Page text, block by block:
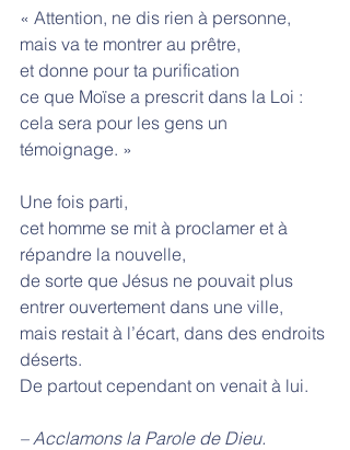
« Attention, ne dis rien à personne,
mais va te montrer au prêtre,
et donne pour ta purification
ce que Moïse a prescrit dans la Loi :
cela sera pour les gens un
témoignage. »
Une fois parti,
cet homme se mit à proclamer et à
répandre la nouvelle,
de sorte que Jésus ne pouvait plus
entrer ouvertement dans une ville,
mais restait à l’écart, dans des endroits
déserts.
De partout cependant on venait à lui.
– Acclamons la Parole de Dieu.